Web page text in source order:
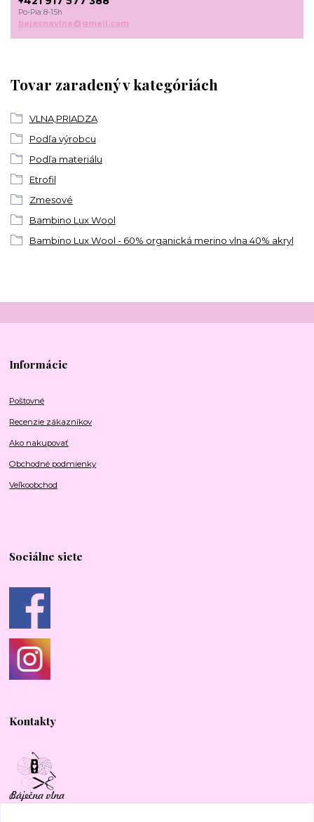
Tovar zaradený v kategóriách
VLNA,PRIADZA
Podľa výrobcu
Podľa materiálu
Etrofil
Zmesové
Bambino Lux Wool
Bambino Lux Wool - 60% organická merino vlna 40% akryl
Po-Pia 8-15h
bajecnavlna@gmail.com
Informácie
Poštovné
Recenzie zákazníkov
Ako nakupovať
Obchodné podmienky
Veľkoobchod
Sociálne siete
Kontakty